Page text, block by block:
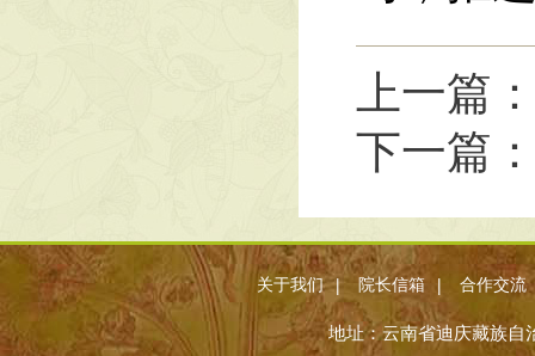
上一篇
下一篇
关于我们 | 院长信箱 | 合作交流
地址：云南省迪庆藏族